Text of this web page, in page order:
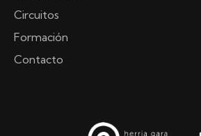
Circuitos
Formación
Contacto